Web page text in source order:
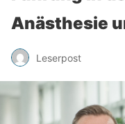
Anästhesie
Leserpost